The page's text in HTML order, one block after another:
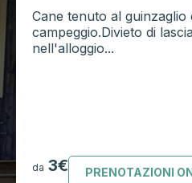
Cane tenuto al guinzaglio
campeggio.Divieto di
nell'alloggio...
da 3€ PRENOTAZIONI